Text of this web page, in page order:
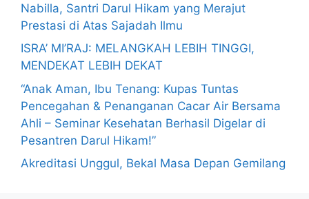
Nabilla, Santri Darul Hikam yang Merajut
Prestasi di Atas Sajadah Ilmu
ISRA’ MI’RAJ: MELANGKAH LEBIH TINGGI,
MENDEKAT LEBIH DEKAT
“Anak Aman, Ibu Tenang: Kupas Tuntas
Pencegahan & Penanganan Cacar Air Bersama
Ahli – Seminar Kesehatan Berhasil Digelar di
Pesantren Darul Hikam!”
Akreditasi Unggul, Bekal Masa Depan Gemilang